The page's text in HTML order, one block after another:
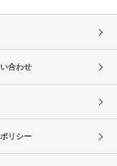
合わせ
リシー